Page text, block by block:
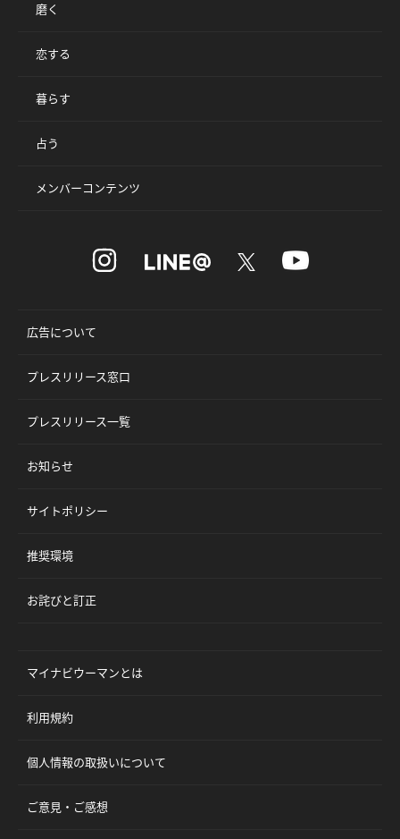
磨く
恋する
暮らす
占う
メンバーコンテンツ
広告について
プレスリリース窓口
プレスリリース一覧
お知らせ
サイトポリシー
推奨環境
お詫びと訂正
マイナビウーマンとは
利用規約
個人情報の取扱いについて
ご意見・ご感想